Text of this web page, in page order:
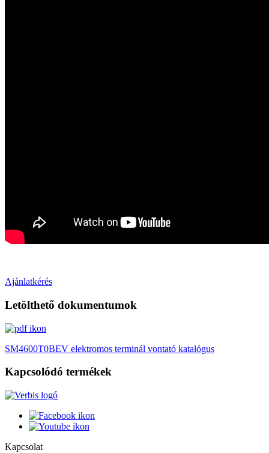
Ajánlatkérés
Letölthető dokumentumok
SM4600T0BEV elektromos terminál vontató katalógus
Kapcsolódó termékek
Kapcsolat